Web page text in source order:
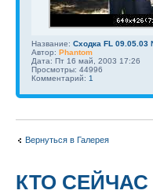
Название: Сходка FL 09.05.03
Автор: Phantom
Дата: Пт 16 май, 2003 17:26
Просмотры: 44996
Комментарий: 1
Вернуться в Галерея
КТО